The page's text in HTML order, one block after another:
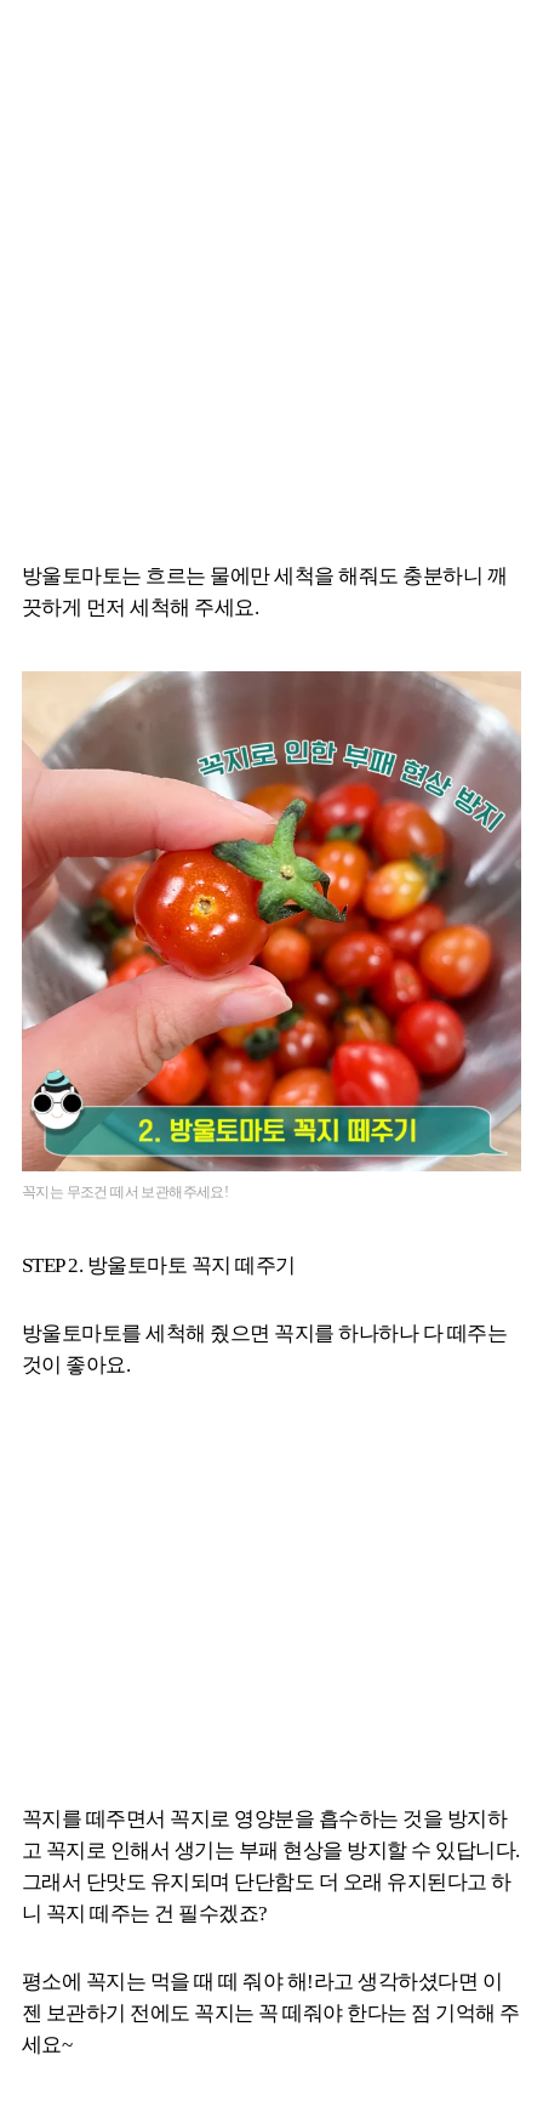
방울토마토는 흐르는 물에만 세척을 해줘도 충분하니 깨
끗하게 먼저 세척해 주세요.
꼭지는 무조건 떼서 보관해주세요!
STEP 2. 방울토마토 꼭지 떼주기
방울토마토를 세척해 줬으면 꼭지를 하나하나 다 떼주는
것이 좋아요.
꼭지를 떼주면서 꼭지로 영양분을 흡수하는 것을 방지하
고 꼭지로 인해서 생기는 부패 현상을 방지할 수 있답니다.
그래서 단맛도 유지되며 단단함도 더 오래 유지된다고 하
니 꼭지 떼주는 건 필수겠죠?
평소에 꼭지는 먹을 때 떼 줘야 해!라고 생각하셨다면 이
젠 보관하기 전에도 꼭지는 꼭 떼줘야 한다는 점 기억해 주
세요~